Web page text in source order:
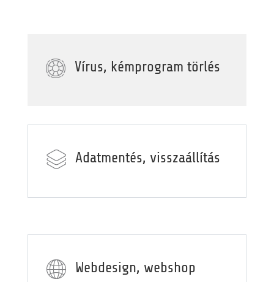
Vírus, kémprogram törlés
Adatmentés, visszaállítás
Webdesign, webshop